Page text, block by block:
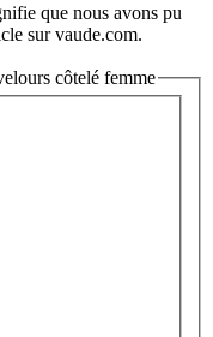
que nous avons pu
sur vaude.com.
côtelé femme